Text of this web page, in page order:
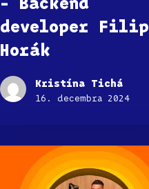
developer Filip
Horák
Kristína Tichá
16. decembra 2024